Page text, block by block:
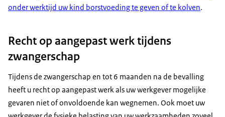
onder werktijd uw kind borstvoeding te geven of te kolven.
Recht op aangepast werk tijdens
zwangerschap
Tijdens de zwangerschap en tot 6 maanden na de bevalling
heeft u recht op aangepast werk als uw werkgever mogelijke
gevaren niet of onvoldoende kan wegnemen. Ook moet uw